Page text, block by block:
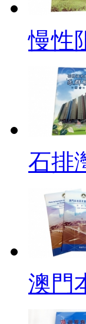
慢性
石排
澳門